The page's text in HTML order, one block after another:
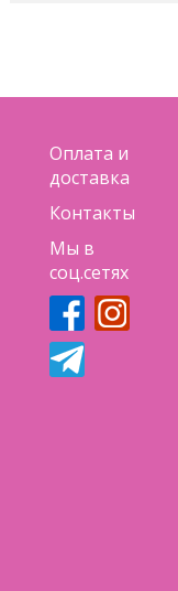
Оплата и
доставка
Контакты
Мы в
соц.сетях